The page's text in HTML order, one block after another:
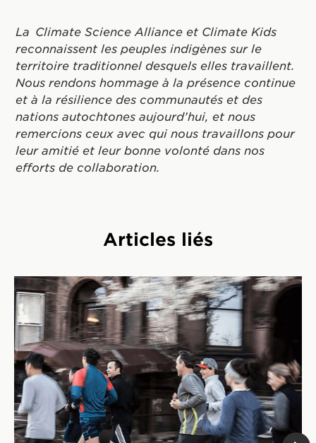
La Climate Science Alliance et Climate Kids
reconnaissent les peuples indigènes sur le
territoire traditionnel desquels elles travaillent.
Nous rendons hommage à la présence continue
et à la résilience des communautés et des
nations autochtones aujourd’hui, et nous
remercions ceux avec qui nous travaillons pour
leur amitié et leur bonne volonté dans nos
efforts de collaboration.
Articles liés